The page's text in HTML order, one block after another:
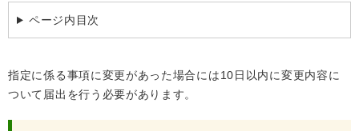
ページ内目次
指定に係る事項に変更があった場合には10日以内に変更内容に
ついて届出を行う必要があります。